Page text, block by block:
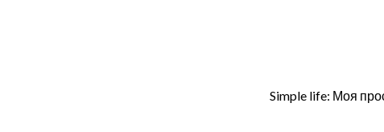
Simple life: Моя